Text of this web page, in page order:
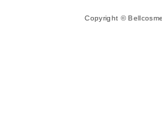
Copyright ©